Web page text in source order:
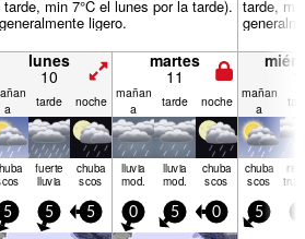
min 7°C el lunes por la tarde).
ligero.
tarde,
lunes
10
martes
11
a
tarde noche mañan
a
tarde noche mañan
a
fuerte
lluvia
chuba
scos
lluvia
mod.
lluvia
mod.
chuba
scos
chuba
scos
5 5 5 0 5 0 5